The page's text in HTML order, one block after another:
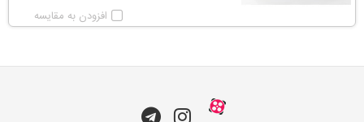
افزودن به مقایسه